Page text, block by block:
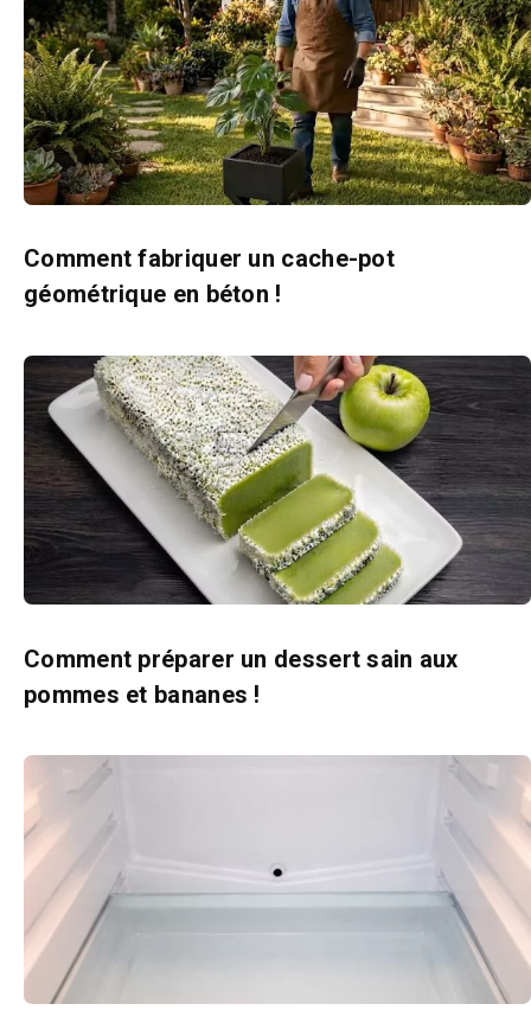
Comment fabriquer un cache-pot
géométrique en béton !
Comment préparer un dessert sain aux
pommes et bananes !